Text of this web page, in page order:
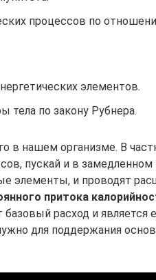
процессов по
элементов.
тела по закону Рубнера.
в нашем организме. В
пускай и в замедленном
элементы, и проводят
притока
базовый расход и является
для поддержания